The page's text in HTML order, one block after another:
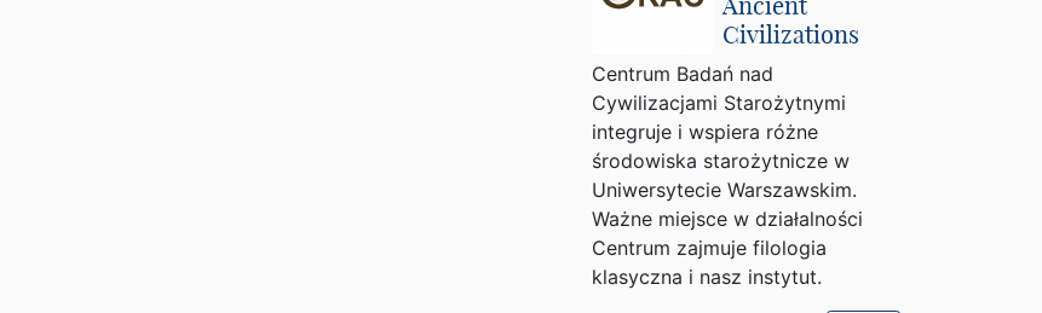
Civilizations
Centrum Badań nad
Cywilizacjami Starożytnymi
integruje i wspiera różne
środowiska starożytnicze w
Uniwersytecie Warszawskim.
Ważne miejsce w działalności
Centrum zajmuje filologia
klasyczna i nasz instytut.